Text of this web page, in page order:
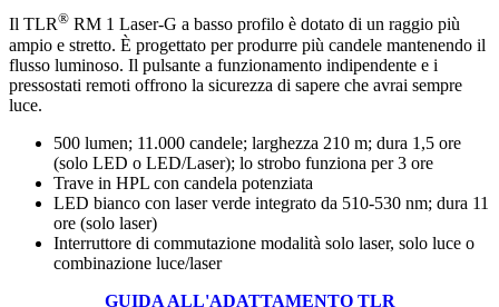
Il TLR® RM 1 Laser-G a basso profilo è dotato di un raggio più
ampio e stretto. È progettato per produrre più candele mantenendo il
flusso luminoso. Il pulsante a funzionamento indipendente e i
pressostati remoti offrono la sicurezza di sapere che avrai sempre
luce.
500 lumen; 11.000 candele; larghezza 210 m; dura 1,5 ore
(solo LED o LED/Laser); lo strobo funziona per 3 ore
Trave in HPL con candela potenziata
LED bianco con laser verde integrato da 510-530 nm; dura 11
ore (solo laser)
Interruttore di commutazione modalità solo laser, solo luce o
combinazione luce/laser
GUIDA ALL'ADATTAMENTO TLR